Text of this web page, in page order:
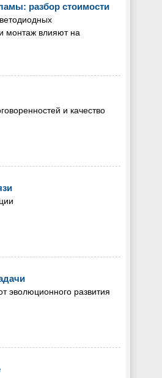
разбор стоимости
монтаж влияют на
и качество
эволюционного развития